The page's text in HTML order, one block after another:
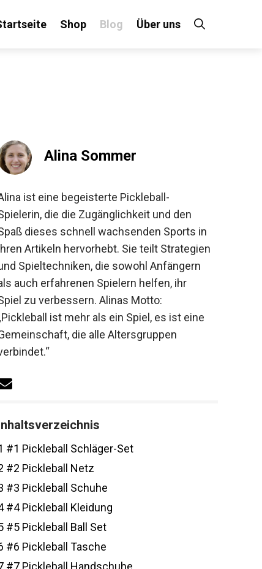
Shop Blog Über uns
Alina Sommer
ist eine begeisterte Pickleball-
die die Zugänglichkeit und den
dieses schnell wachsenden Sports in
Artikeln hervorhebt. Sie teilt
und Spieltechniken, die sowohl
als auch erfahrenen Spielern
ihr Spiel zu verbessern. Alinas
„Pickleball ist mehr als ein Spiel, es
eine Gemeinschaft, die alle
verbindet.“
Pickleball Schläger-Set
Pickleball Netz
Pickleball Schuhe
Pickleball Kleidung
Pickleball Ball Set
Pickleball Tasche
Pickleball Handschuhe